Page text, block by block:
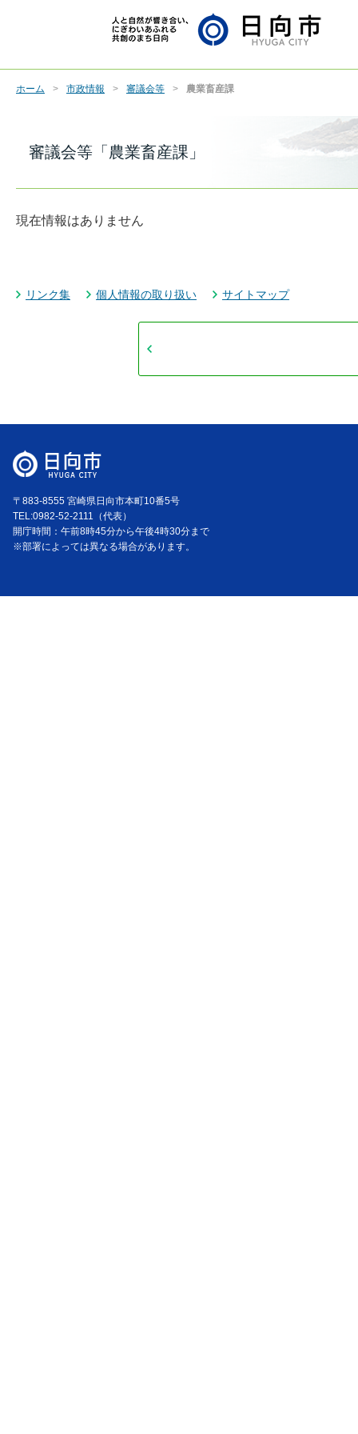
ホーム 市政情報 審議会等 農業畜産課
審議会等「農業畜産課」
現在情報はありません
リンク集 個人情報の取り扱い サイトマップ
〒883-8555 宮崎県日向市本町10番5号
TEL:0982-52-2111（代表）
開庁時間：午前8時45分から午後4時30分まで
※部署によっては異なる場合があります。